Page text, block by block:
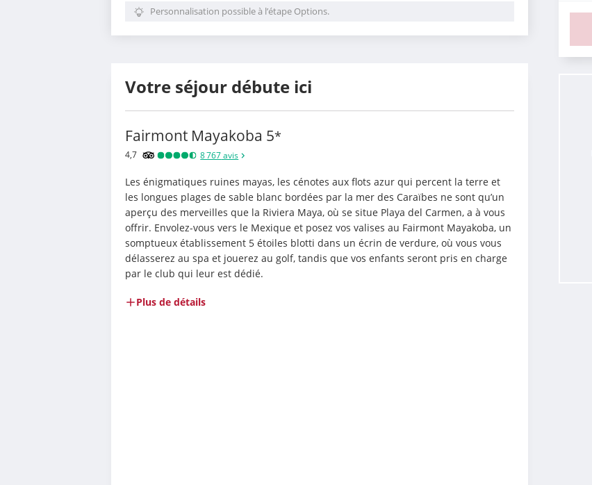
Personnalisation possible à l’étape Options.
Votre séjour débute ici
Fairmont Mayakoba 5*
4,7 8 767avis
Les énigmatiques ruines mayas, les cénotes aux flots azur qui percent la terre et
les longues plages de sable blanc bordées par la mer des Caraïbes ne sont qu’un
aperçu des merveilles que la Riviera Maya, où se situe Playa del Carmen, a à vous
offrir. Envolez-vous vers le Mexique et posez vos valises au Fairmont Mayakoba, un
somptueux établissement 5 étoiles blotti dans un écrin de verdure, où vous vous
délasserez au spa et jouerez au golf, tandis que vos enfants seront pris en charge
par le club qui leur est dédié.
Plus de détails